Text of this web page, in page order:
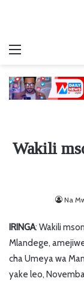
Wakili
Na
IRINGA: Wakili
Mlandege,
cha Umeya wa
yake leo,